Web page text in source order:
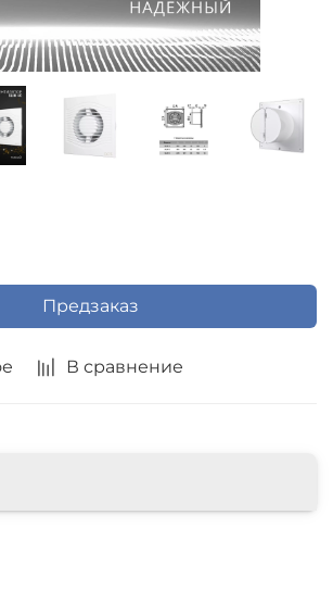
В сравнение
Предзаказ